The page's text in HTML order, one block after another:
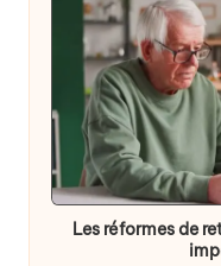
Posted
in
Les réformes de